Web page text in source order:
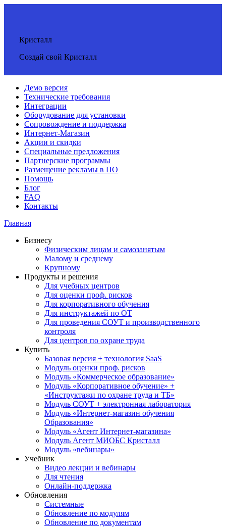
Кристалл
Создай свой Кристалл
Демо версия
Технические требования
Интеграции
Оборудование для установки
Сопровождение и поддержка
Интернет-Магазин
Акции и скидки
Специальные предложения
Партнерские программы
Размещение рекламы в ПО
Помощь
Блог
FAQ
Контакты
Главная
Бизнесу
Физическим лицам и самозанятым
Малому и среднему
Крупному
Продукты и решения
Для учебных центров
Для оценки проф. рисков
Для корпоративного обучения
Для инструктажей по ОТ
Для проведения СОУТ и производственного
контроля
Для центров по охране труда
Купить
Базовая версия + технология SaaS
Модуль оценки проф. рисков
Модуль «Коммерческое образование»
Модуль «Корпоративное обучение» +
«Инструктажи по охране труда и ТБ»
Модуль СОУТ + электронная лаборатория
Модуль «Интернет-магазин обучения
Образования»
Модуль «Агент Интернет-магазина»
Модуль Агент МИОБС Кристалл
Модуль «вебинары»
Учебник
Видео лекции и вебинары
Для чтения
Онлайн-поддержка
Обновления
Системные
Обновление по модулям
Обновление по документам